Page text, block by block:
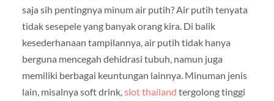
saja sih pentingnya minum air putih? Air putih tenyata
tidak sesepele yang banyak orang kira. Di balik
kesederhanaan tampilannya, air putih tidak hanya
berguna mencegah dehidrasi tubuh, namun juga
memiliki berbagai keuntungan lainnya. Minuman jenis
lain, misalnya soft drink, slot thailand tergolong tinggi